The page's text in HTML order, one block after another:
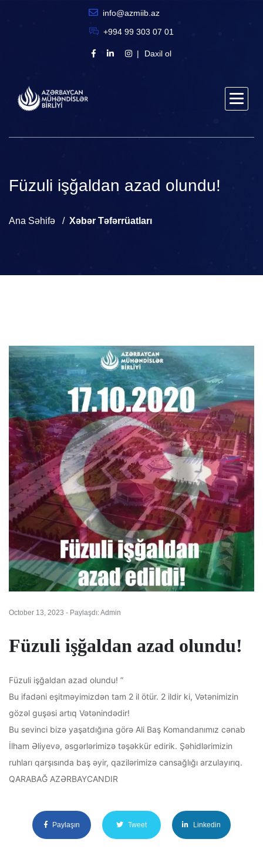
info@azmiib.az
+994 99 303 07 01
Daxil ol
Füzuli işğaldan azad olundu!
Ana Səhifə Xəbər Təfərrüatları
October 13, 2023 - Paylaşdı: Admin
Füzuli işğaldan azad olundu!
Füzuli işğaldan azad olundu! ”
Bu ifadəni eşitməyimizdən tam 2 il ötür. 2 ildir ki, Vətənimizin
gözəl guşəsi artıq Vətənindədir!
Bu sevinci bizə yaşatdığına görə Ali Baş Komandanımız cənab
İlham Əliyevə, əsgərlərimizə təşəkkür edirik. Şəhidlərimizin
ruhları qarşısında baş əyir, qazilərimizə cansağlığı arzulayırıq.
QARABAĞ AZƏRBAYCANDIR
Paylaşın Tweet Linkedin